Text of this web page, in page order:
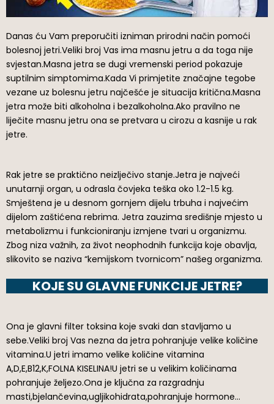
Danas ću Vam preporučiti izniman prirodni način pomoći
bolesnoj jetri.Veliki broj Vas ima masnu jetru a da toga nije
svjestan.Masna jetra se dugi vremenski period pokazuje
suptilnim simptomima.Kada Vi primjetite značajne tegobe
vezane uz bolesnu jetru najčešće je situacija kritična.Masna
jetra može biti alkoholna i bezalkoholna.Ako pravilno ne
liječite masnu jetru ona se pretvara u cirozu a kasnije u rak
jetre.
Rak jetre se praktično neizlječivo stanje.Jetra je najveći
unutarnji organ, u odrasla čovjeka teška oko 1.2-1.5 kg.
Smještena je u desnom gornjem dijelu trbuha i najvećim
dijelom zaštićena rebrima. Jetra zauzima središnje mjesto u
metabolizmu i funkcioniranju izmjene tvari u organizmu.
Zbog niza važnih, za život neophodnih funkcija koje obavlja,
slikovito se naziva “kemijskom tvornicom” našeg organizma.
KOJE SU GLAVNE FUNKCIJE JETRE?
Ona je glavni filter toksina koje svaki dan stavljamo u
sebe.Veliki broj Vas nezna da jetra pohranjuje velike količine
vitamina.U jetri imamo velike količine vitamina
A,D,E,B12,K,FOLNA KISELINA!U jetri se u velikim količinama
pohranjuje željezo.Ona je ključna za razgradnju
masti,bjelančevina,ugljikohidrata,pohranjuje hormone…